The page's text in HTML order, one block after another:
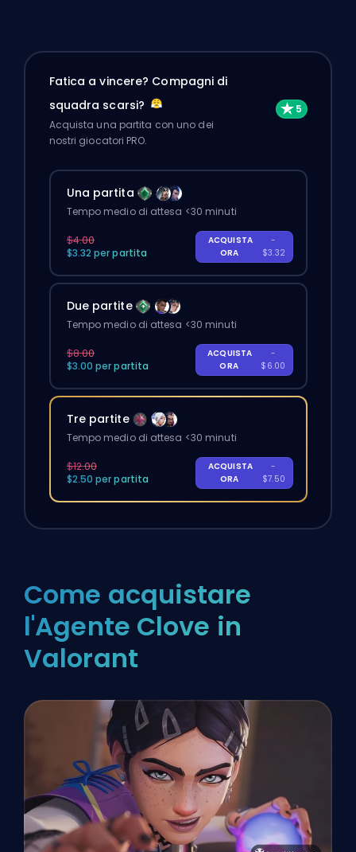
Fatica a vincere? Compagni di
squadra scarsi?
Acquista una partita con uno dei
nostri giocatori PRO.
Una partita
Tempo medio di attesa <30 minuti
$4.00
$3.32 per partita
ACQUISTA
ORA
-
$3.32
Due partite
Tempo medio di attesa <30 minuti
$8.00
$3.00 per partita
ACQUISTA
ORA
-
$6.00
Tre partite
Tempo medio di attesa <30 minuti
$12.00
$2.50 per partita
ACQUISTA
ORA
-
$7.50
Come acquistare
l'Agente Clove in
Valorant